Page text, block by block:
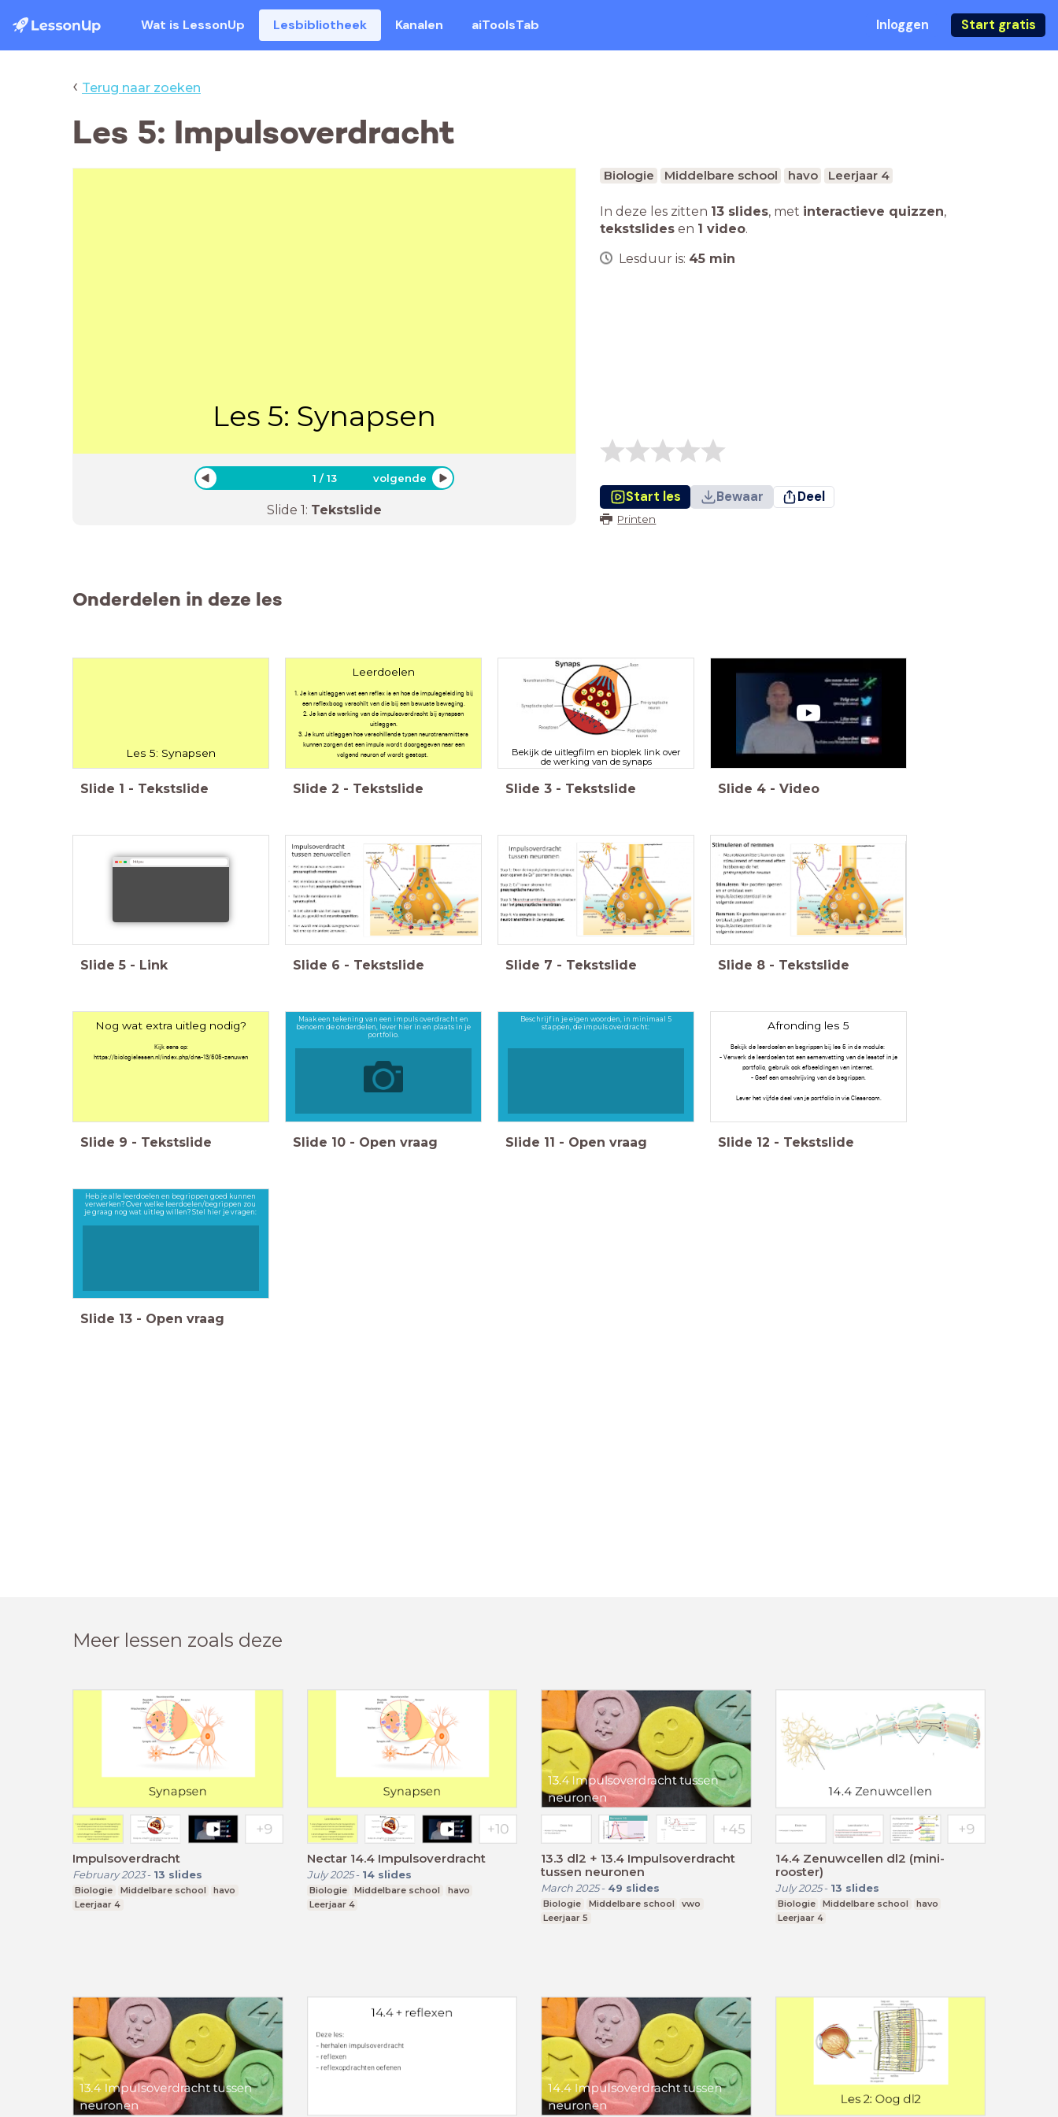
Wat is LessonUp Lesbibliotheek Kanalen aiToolsTab Inloggen Start gratis
‹ Terug naar zoeken
Les 5: Impulsoverdracht
Les 5: Synapsen
1 /13 volgende
Slide 1: Tekstslide
Biologie Middelbare school havo Leerjaar 4
In deze les zitten 13 slides, met interactieve quizzen,
tekstslides en 1 video.
Lesduur is: 45 min
Start les Bewaar Deel
Printen
Onderdelen in deze les
Les 5: Synapsen
Slide 1 - Tekstslide
Leerdoelen
1. Je kan uitleggen wat een reflex is en hoe de impulsgeleiding bij
een reflexboog verschilt van die bij een bewuste beweging.
2. Je kan de werking van de impulsoverdracht bij synapsen
uitleggen.
3. Je kunt uitleggen hoe verschillende typen neurotransmitters
kunnen zorgen dat een impuls wordt doorgegeven naar een
volgend neuron of wordt gestopt.
Slide 2 - Tekstslide
Bekijk de uitlegfilm en bioplek link over
de werking van de synaps
Slide 3 - Tekstslide Slide 4 - Video
https:
Slide 5 - Link Slide 6 - Tekstslide Slide 7 - Tekstslide Slide 8 - Tekstslide
Nog wat extra uitleg nodig?
Kijk eens op:
https://biologielessen.nl/index.php/dna-13/505-zenuwen
Slide 9 - Tekstslide
Maak een tekening van een impuls overdracht en
benoem de onderdelen, lever hier in en plaats in je
portfolio.
Slide 10 - Open vraag
Beschrijf in je eigen woorden, in minimaal 5
stappen, de impuls overdracht:
Slide 11 - Open vraag
Afronding les 5
Bekijk de leerdoelen en begrippen bij les 5 in de module:
- Verwerk de leerdoelen tot een samenvatting van de lesstof in je
portfolio, gebruik ook afbeeldingen van internet.
- Geef een omschrijving van de begrippen.
Lever het vijfde deel van je portfolio in via Classroom.
Slide 12 - Tekstslide
Heb je alle leerdoelen en begrippen goed kunnen
verwerken? Over welke leerdoelen/begrippen zou
je graag nog wat uitleg willen? Stel hier je vragen:
Slide 13 - Open vraag
Meer lessen zoals deze
Impulsoverdracht
February 2023- 13 slides
Biologie Middelbare school
havo
Leerjaar 4
Nectar 14.4 Impulsoverdracht
July 2025- 14 slides
Biologie Middelbare school
havo
Leerjaar 4
13.3 dl2 + 13.4 Impulsoverdracht
tussen neuronen
March 2025- 49 slides
Biologie Middelbare school
vwo
Leerjaar 5
14.4 Zenuwcellen dl2 (mini-
rooster)
July 2025- 13 slides
Biologie Middelbare school
havo
Leerjaar 4